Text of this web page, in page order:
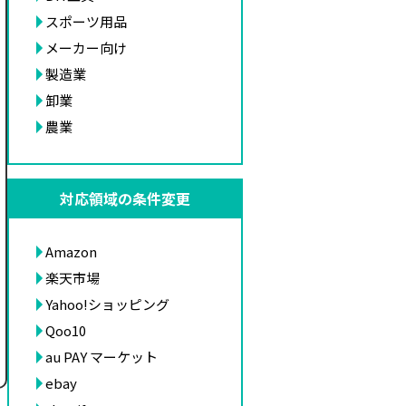
スポーツ用品
メーカー向け
製造業
卸業
農業
対応領域の条件変更
Amazon
楽天市場
Yahoo!ショッピング
Qoo10
au PAY マーケット
ebay